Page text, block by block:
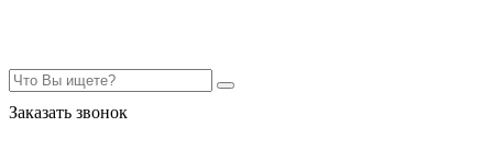
Заказать звонок